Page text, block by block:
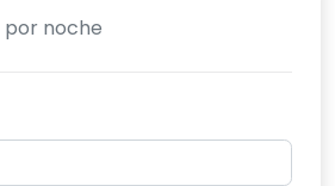
por noche